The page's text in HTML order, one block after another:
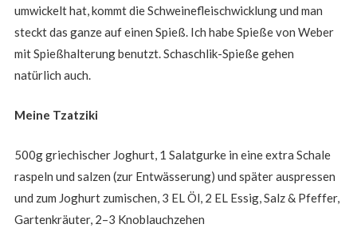
umwickelt hat, kommt die Schweinefleischwicklung und man
steckt das ganze auf einen Spieß. Ich habe Spieße von Weber
mit Spießhalterung benutzt. Schaschlik-Spieße gehen
natürlich auch.
Meine Tzatziki
500g griechischer Joghurt, 1 Salatgurke in eine extra Schale
raspeln und salzen (zur Entwässerung) und später auspressen
und zum Joghurt zumischen, 3 EL Öl, 2 EL Essig, Salz & Pfeffer,
Gartenkräuter, 2–3 Knoblauchzehen